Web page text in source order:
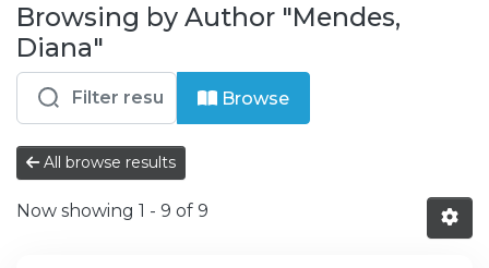
& Collections
Browse repository
Entities
Browsing by Author "Mendes,
Diana"
Browse
All browse results
Now showing 1 - 9 of 9